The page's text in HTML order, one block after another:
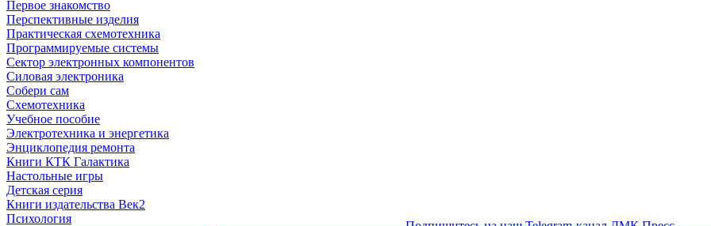
Первое знакомство
Перспективные изделия
Практическая схемотехника
Программируемые системы
Сектор электронных компонентов
Силовая электроника
Собери сам
Схемотехника
Учебное пособие
Электротехника и энергетика
Энциклопедия ремонта
Книги КТК Галактика
Настольные игры
Детская серия
Книги издательства Век2
Психология